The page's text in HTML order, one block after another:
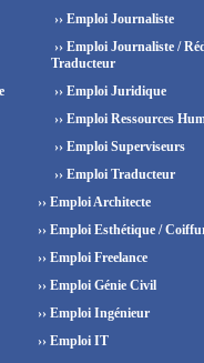
›› Emploi Journaliste
›› Emploi Journaliste /
Traducteur
›› Emploi Juridique
›› Emploi Ressources
›› Emploi Superviseurs
›› Emploi Traducteur
›› Emploi Architecte
›› Emploi Esthétique /
›› Emploi Freelance
›› Emploi Génie Civil
›› Emploi Ingénieur
›› Emploi IT